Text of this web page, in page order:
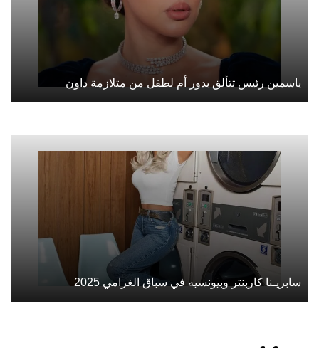
ياسمين رئيس تتألق بدور أم لطفل من متلازمة داون
سابريـنا كاربنتر وبيونسيه في سباق الغرامي 2025